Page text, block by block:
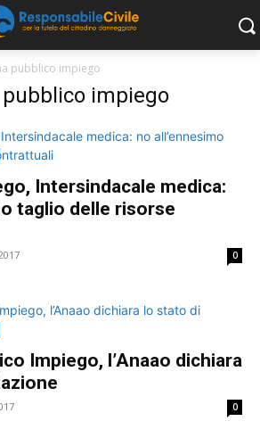
pubblico impiego
impiego
Intersindacale medica:
taglio delle risorse
0
Impiego, l’Anaao dichiara
0